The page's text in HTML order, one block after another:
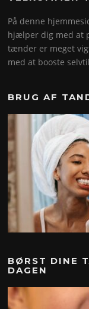
På denne
hjælper dig med at
tænder er meget
med at booste
BRUG AF
BØRST DINE
DAGEN